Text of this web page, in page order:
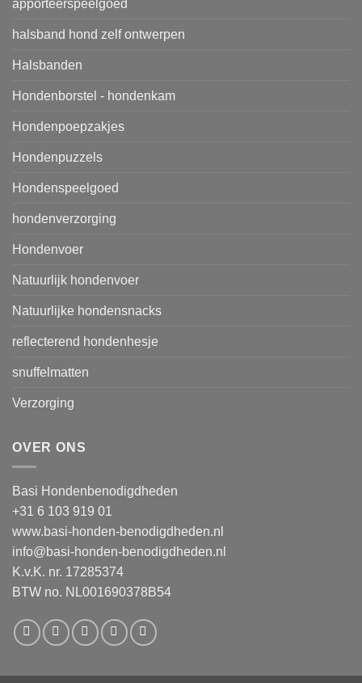
apporteerspeelgoed
halsband hond zelf ontwerpen
Halsbanden
Hondenborstel - hondenkam
Hondenpoepzakjes
Hondenpuzzels
Hondenspeelgoed
hondenverzorging
Hondenvoer
Natuurlijk hondenvoer
Natuurlijke hondensnacks
reflecterend hondenhesje
snuffelmatten
Verzorging
OVER ONS
Basi Hondenbenodigdheden
+31 6 103 919 01
www.basi-honden-benodigdheden.nl
info@basi-honden-benodigdheden.nl
K.v.K. nr. 17285374
BTW no. NL001690378B54